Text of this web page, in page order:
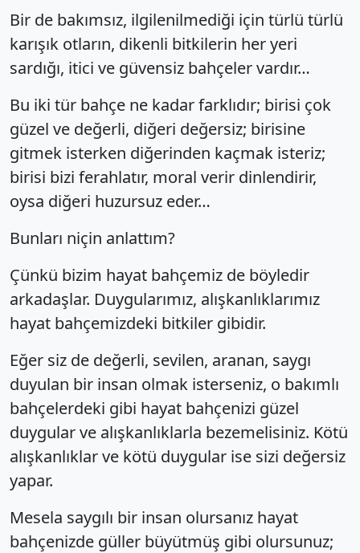
Bir de bakımsız, ilgilenilmediği için türlü türlü
karışık otların, dikenli bitkilerin her yeri
sardığı, itici ve güvensiz bahçeler vardır…
Bu iki tür bahçe ne kadar farklıdır; birisi çok
güzel ve değerli, diğeri değersiz; birisine
gitmek isterken diğerinden kaçmak isteriz;
birisi bizi ferahlatır, moral verir dinlendirir,
oysa diğeri huzursuz eder…
Bunları niçin anlattım?
Çünkü bizim hayat bahçemiz de böyledir
arkadaşlar. Duygularımız, alışkanlıklarımız
hayat bahçemizdeki bitkiler gibidir.
Eğer siz de değerli, sevilen, aranan, saygı
duyulan bir insan olmak isterseniz, o bakımlı
bahçelerdeki gibi hayat bahçenizi güzel
duygular ve alışkanlıklarla bezemelisiniz. Kötü
alışkanlıklar ve kötü duygular ise sizi değersiz
yapar.
Mesela saygılı bir insan olursanız hayat
bahçenizde güller büyütmüş gibi olursunuz;